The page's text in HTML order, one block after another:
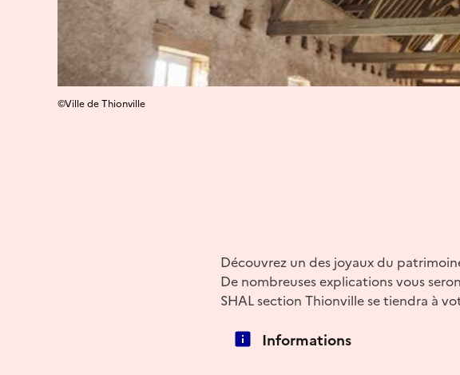
©Ville de Thionville
Découvrez un des joyaux du
De nombreuses explications vous
SHAL section Thionville se tiendra à
Informations